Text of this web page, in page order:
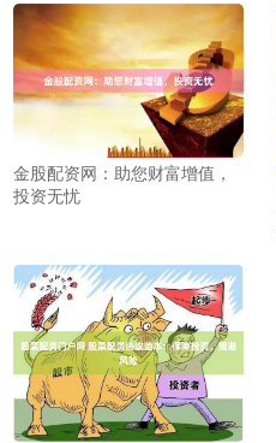
金股配资网：助您财富增值，
投资无忧